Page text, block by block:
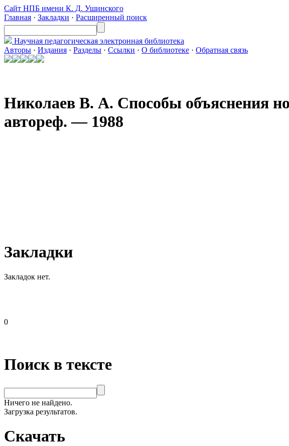
Сайт НПБ имени К. Д. Ушинского
Главная · Закладки · Расширенный поиск
Научная педагогическая электронная библиотека
Авторы · Издания · Разделы · Ссылки · О библиотеке · Обратная связь
Николаев В. А. Способы объяснения
автореф. — 1988
Закладки
Закладок нет.
0
Поиск в тексте
Ничего не найдено.
Загрузка результатов.
Скачать